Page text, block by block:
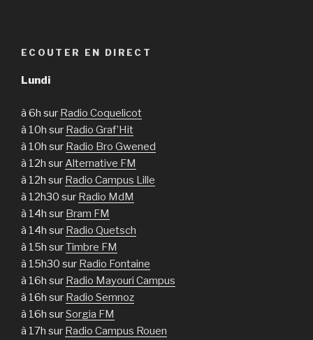
ECOUTER EN DIRECT
Lundi
à 6h sur Radio Coquelicot
à 10h sur Radio Graf’Hit
à 10h sur Radio Bro Gwened
à 12h surAlternative FM
à 12h sur Radio Campus Lille
à 12h30 sur Radio MdM
à 14h sur Bram FM
à 14h sur Radio Quetsch
à 15h surTimbre FM
à 15h30 sur Radio Fontaine
à 16h sur Radio Mayouri Campus
à 16h sur Radio Semnoz
à 16h surSorgia FM
à 17h sur Radio Campus Rouen